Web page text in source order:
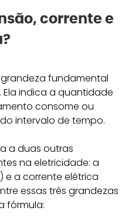
corrente e
fundamental
indica a quantidade
consome ou
intervalo de tempo.
a duas outras
na eletricidade: a
a corrente elétrica
essas três grandezas
fórmula: